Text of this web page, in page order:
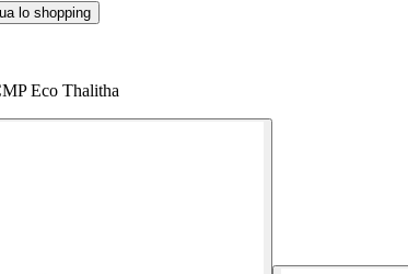
lo shopping
Eco Thalitha